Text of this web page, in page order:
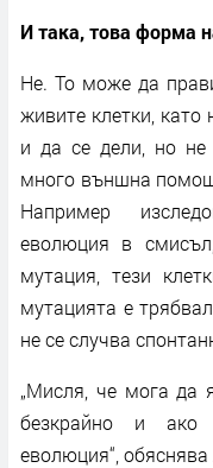
И така, това форма
Не. То може да
живите клетки, като
и да се дели, но
много външна
Например
еволюция в
мутация, тези
мутацията е
не се случва
„Мисля, че мога да
безкрайно и ако
еволюция“,